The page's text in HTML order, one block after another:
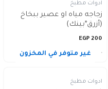
ادوات مطبخ
زجاجه مياه او عصير ببخاخ
(أزرق*بينك)
200
EGP
غير متوفر في المخزون
ادوات مطبخ